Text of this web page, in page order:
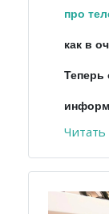
про
как в
Теперь
Читать